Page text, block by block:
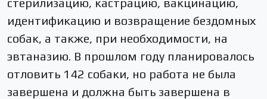
идентификацию и возвращение бездомных
собак, а также, при необходимости, на
эвтаназию. В прошлом году планировалось
отловить 142 собаки, но работа не была
завершена и должна быть завершена в